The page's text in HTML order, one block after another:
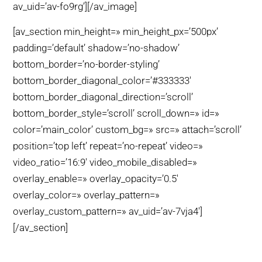
av_uid=’av-fo9rg’][/av_image]
[av_section min_height=» min_height_px=’500px’
padding=’default’ shadow=’no-shadow’
bottom_border=’no-border-styling’
bottom_border_diagonal_color=’#333333′
bottom_border_diagonal_direction=’scroll’
bottom_border_style=’scroll’ scroll_down=» id=»
color=’main_color’ custom_bg=» src=» attach=’scroll’
position=’top left’ repeat=’no-repeat’ video=»
video_ratio=’16:9′ video_mobile_disabled=»
overlay_enable=» overlay_opacity=’0.5′
overlay_color=» overlay_pattern=»
overlay_custom_pattern=» av_uid=’av-7vja4′]
[/av_section]